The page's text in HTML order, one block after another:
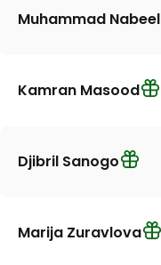
Muhammad Nabeel
Kamran Masood
Djibril Sanogo
Marija Zuravlova